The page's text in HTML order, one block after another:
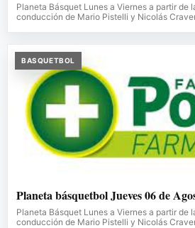
Planeta Básquet Lunes a Viernes a partir de
conducción de Mario Pistelli y Nicolás
BASQUETBOL
Planeta básquetbol Jueves 06 de
Planeta Básquet Lunes a Viernes a partir de
conducción de Mario Pistelli y Nicolás